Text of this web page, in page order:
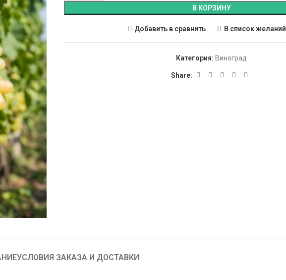
В КОРЗИНУ
Добавить в сравнить В список желаний
Категория: Виноград
Share:
УСЛОВИЯ ЗАКАЗА И ДОСТАВКИ